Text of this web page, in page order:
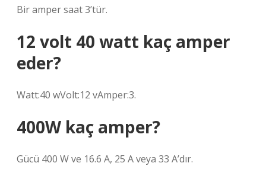
Bir amper saat 3’tür.
12 volt 40 watt kaç amper
eder?
Watt:40 wVolt:12 vAmper:3.
400W kaç amper?
Gücü 400 W ve 16.6 A, 25 A veya 33 A’dır.